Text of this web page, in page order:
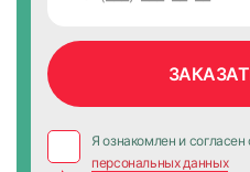
Я ознакомлен и согласен
персональных данных